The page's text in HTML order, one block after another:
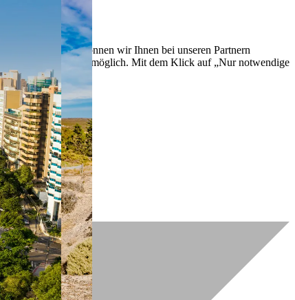
verbessern. So können wir Ihnen bei unseren Partnern
jederzeit möglich. Mit dem Klick auf „Nur notwendige